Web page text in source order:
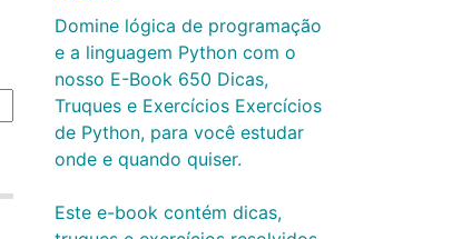
Domine lógica de programação
e a linguagem Python com o
nosso E-Book 650 Dicas,
Truques e Exercícios Exercícios
de Python, para você estudar
onde e quando quiser.
Este e-book contém dicas,